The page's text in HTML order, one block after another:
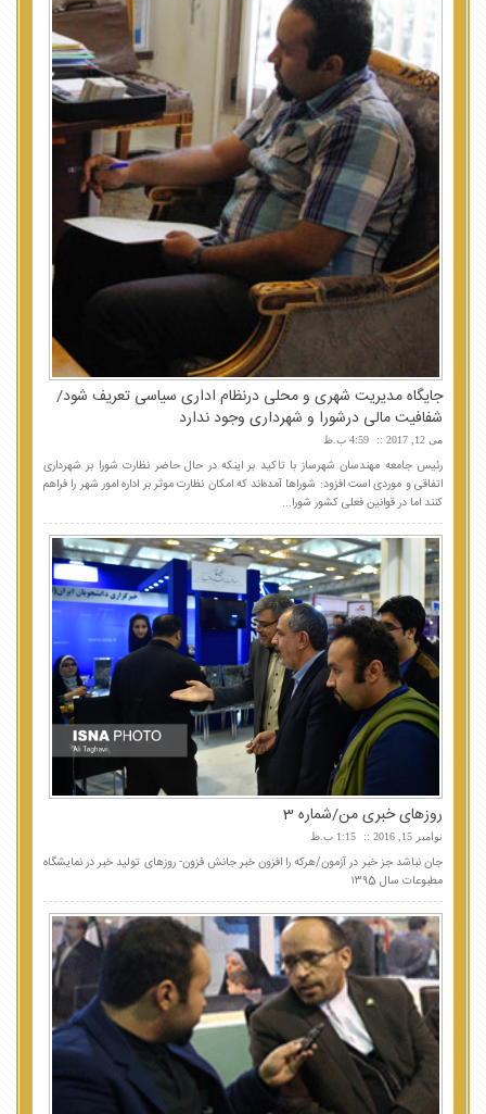
جایگاه مدیریت شهری و محلی درنظام اداری سیاسی تعریف شود/
شفافیت مالی درشورا و شهرداری وجود ندارد
می 12, 2017 4:59 ب.ظ
رئیس جامعه مهندسان شهرساز با تاکید بر اینکه در حال حاضر نظارت شورا بر شهرداری
اتفاقی و موردی است افزود: شوراها آمده‌اند که امکان نظارت موثر بر اداره امور شهر را فراهم
کنند اما در قوانین فعلی کشور شورا...
روزهای خبری من/شماره 3
نوامبر 15, 2016 1:15 ب.ظ
جان نباشد جز خبر در آزمون/هرکه را افزون خبر جانش فزون- روزهای تولید خبر در نمایشگاه
مطبوعات سال ۱۳۹5